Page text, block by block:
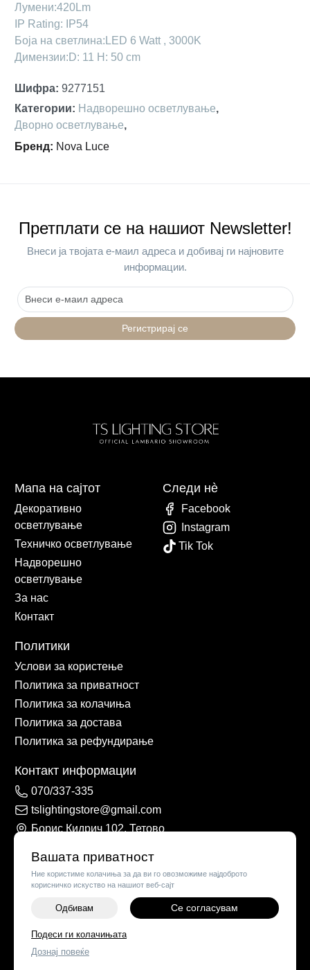
Вашата приватност
Ние користиме колачиња за да ви го овозможиме најдоброто
корисничко искуство на нашиот веб-сајт
Одбивам Се согласувам
Подеси ги колачињата
Дознај повеќе
Лумени:420Lm
IP Rating: IP54
Боја на светлина:LED 6 Watt , 3000K
Димензии:D: 11 H: 50 cm
Шифра: 9277151
Категории: Надворешно осветлување,
Дворно осветлување,
Бренд: Nova Luce
+
Претплати се на нашиот Newsletter!
Внеси ја твојата е-маил адреса и добивај ги најновите
информации.
Регистрирај се
Мапа на сајтот
Декоративно
осветлување
Техничко осветлување
Надворешно
осветлување
За нас
Контакт
Политики
Услови за користење
Политика за приватност
Политика за колачиња
Политика за достава
Политика за рефундирање
Контакт информации
070/337-335
tslightingstore@gmail.com
Борис Кидрич 102, Тетово
Следи нè
Facebook
Instagram
Tik Tok
©2026
Поставки за колачиња